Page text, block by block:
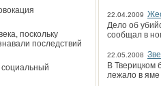
поскольку
последствий
22.04.2009
Дело об
сообщал в
22.05.2008
В Тверицком
лежало в яме